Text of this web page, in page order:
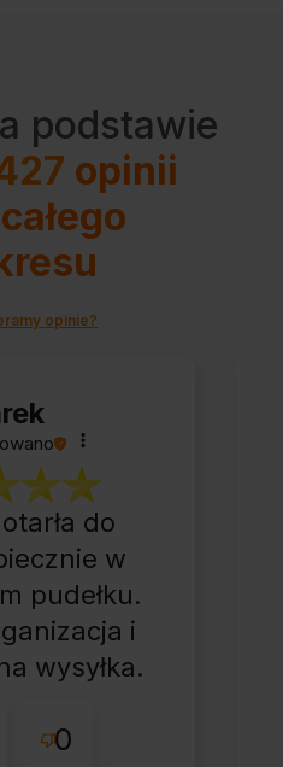
podstawie
opinii
opinie?
do
w
pudełku.
i
wysyłka.
pierwszy
0